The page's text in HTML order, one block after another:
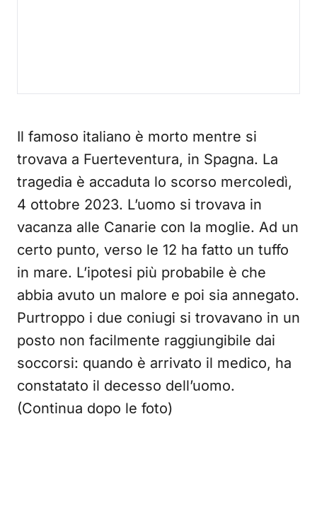
Il famoso italiano è morto mentre si
trovava a Fuerteventura, in Spagna. La
tragedia è accaduta lo scorso mercoledì,
4 ottobre 2023. L’uomo si trovava in
vacanza alle Canarie con la moglie. Ad un
certo punto, verso le 12 ha fatto un tuffo
in mare. L’ipotesi più probabile è che
abbia avuto un malore e poi sia annegato.
Purtroppo i due coniugi si trovavano in un
posto non facilmente raggiungibile dai
soccorsi: quando è arrivato il medico, ha
constatato il decesso dell’uomo.
(Continua dopo le foto)